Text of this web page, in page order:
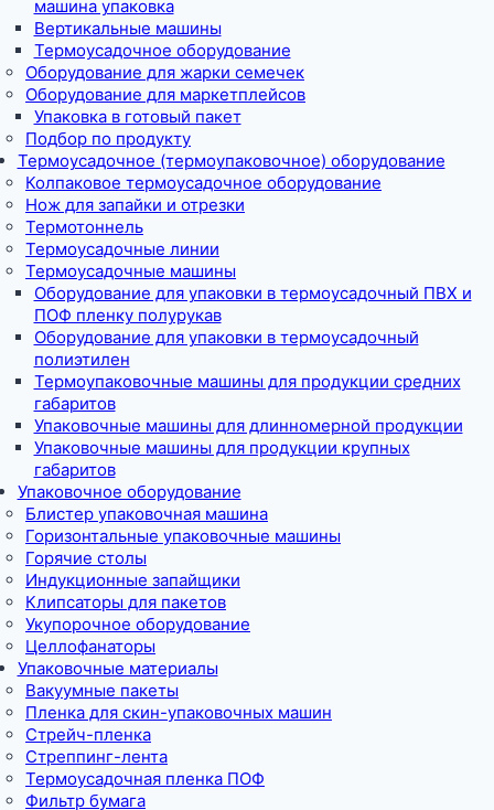
машина упаковка
Вертикальные машины
Термоусадочное оборудование
Оборудование для жарки семечек
Оборудование для маркетплейсов
Упаковка в готовый пакет
Подбор по продукту
Термоусадочное (термоупаковочное) оборудование
Колпаковое термоусадочное оборудование
Нож для запайки и отрезки
Термотоннель
Термоусадочные линии
Термоусадочные машины
Оборудование для упаковки в термоусадочный ПВХ и
ПОФ пленку полурукав
Оборудование для упаковки в термоусадочный
полиэтилен
Термоупаковочные машины для продукции средних
габаритов
Упаковочные машины для длинномерной продукции
Упаковочные машины для продукции крупных
габаритов
Упаковочное оборудование
Блистер упаковочная машина
Горизонтальные упаковочные машины
Горячие столы
Индукционные запайщики
Клипсаторы для пакетов
Укупорочное оборудование
Целлофанаторы
Упаковочные материалы
Вакуумные пакеты
Пленка для скин-упаковочных машин
Стрейч-пленка
Стреппинг-лента
Термоусадочная пленка ПОФ
Фильтр бумага